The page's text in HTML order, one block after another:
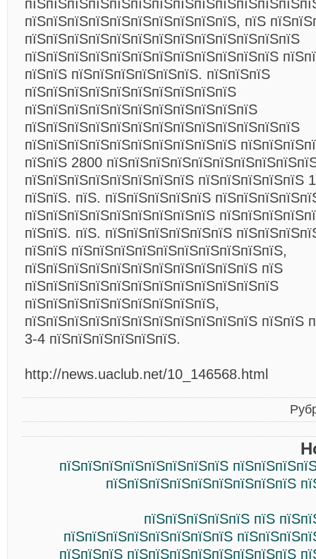
пїЅпїЅпїЅпїЅпїЅпїЅпїЅпїЅпїЅпїЅ, пїЅ
пїЅпїЅпїЅпїЅпїЅпїЅпїЅпїЅпїЅпїЅпїЅпїЅпїЅ
пїЅпїЅпїЅпїЅпїЅпїЅпїЅпїЅпїЅпїЅпїЅпїЅ
пїЅпїЅ пїЅпїЅпїЅпїЅпїЅпїЅ. пїЅпїЅпїЅ
пїЅпїЅпїЅпїЅпїЅпїЅпїЅпїЅпїЅпїЅ
пїЅпїЅпїЅпїЅпїЅпїЅпїЅпїЅпїЅпїЅпїЅ
пїЅпїЅпїЅпїЅпїЅпїЅпїЅпїЅпїЅпїЅпїЅпїЅпїЅ
пїЅпїЅпїЅпїЅпїЅпїЅпїЅпїЅпїЅпїЅ
пїЅпїЅ 2800
пїЅпїЅпїЅпїЅпїЅпїЅпїЅпїЅ пїЅпїЅпїЅпїЅпїЅ
пїЅпїЅ. пїЅ. пїЅпїЅпїЅпїЅпїЅ
пїЅпїЅпїЅпїЅпїЅпїЅпїЅпїЅпїЅ
пїЅпїЅ. пїЅ. пїЅпїЅпїЅпїЅпїЅпїЅ
пїЅпїЅ пїЅпїЅпїЅпїЅпїЅпїЅпїЅпїЅпїЅпїЅ,
пїЅпїЅпїЅпїЅпїЅпїЅпїЅпїЅпїЅпїЅпїЅ пїЅ
пїЅпїЅпїЅпїЅпїЅпїЅпїЅпїЅпїЅпїЅпїЅпїЅ
пїЅпїЅпїЅпїЅпїЅпїЅпїЅпїЅпїЅ,
пїЅпїЅпїЅпїЅпїЅпїЅпїЅпїЅпїЅпїЅпїЅ пїЅпїЅ
3-4 пїЅпїЅпїЅпїЅпїЅпїЅ.
http://news.uaclub.net/10_146568.html
пїЅпїЅпїЅпїЅпїЅпїЅпїЅпїЅ
пїЅпїЅпїЅпїЅпїЅпїЅпїЅпїЅпїЅ
пїЅпїЅпїЅпїЅпїЅ пїЅ
пїЅпїЅпїЅпїЅпїЅпїЅпїЅпїЅ
пїЅпїЅпїЅ пїЅпїЅпїЅпїЅпїЅпїЅпїЅпїЅ